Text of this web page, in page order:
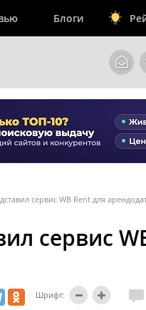
Блоги
сервис WB Rent для
сервис
Шрифт: